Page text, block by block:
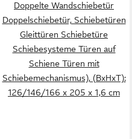
Doppelte Wandschiebetür
Doppelschiebetür, Schiebetüren
Gleittüren Schiebetüre
Schiebesysteme Türen auf
Schiene Türen mit
Schiebemechanismus), (BxHxT):
126/146/166 x 205 x 1,6 cm